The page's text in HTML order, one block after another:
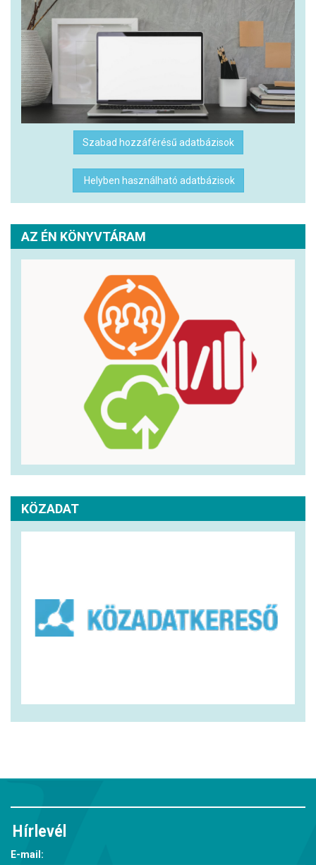
Szabad hozzáférésű adatbázisok
Helyben használható adatbázisok
AZ ÉN KÖNYVTÁRAM
KÖZADAT
Hírlevél
E-mail: